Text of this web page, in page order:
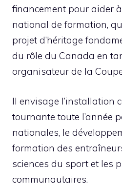
financement pour aider
national de formation,
projet d’héritage
du rôle du Canada en
organisateur de la
Il envisage l’installation
tournante toute l’année
nationales, le
formation des
sciences du sport et les
communautaires.